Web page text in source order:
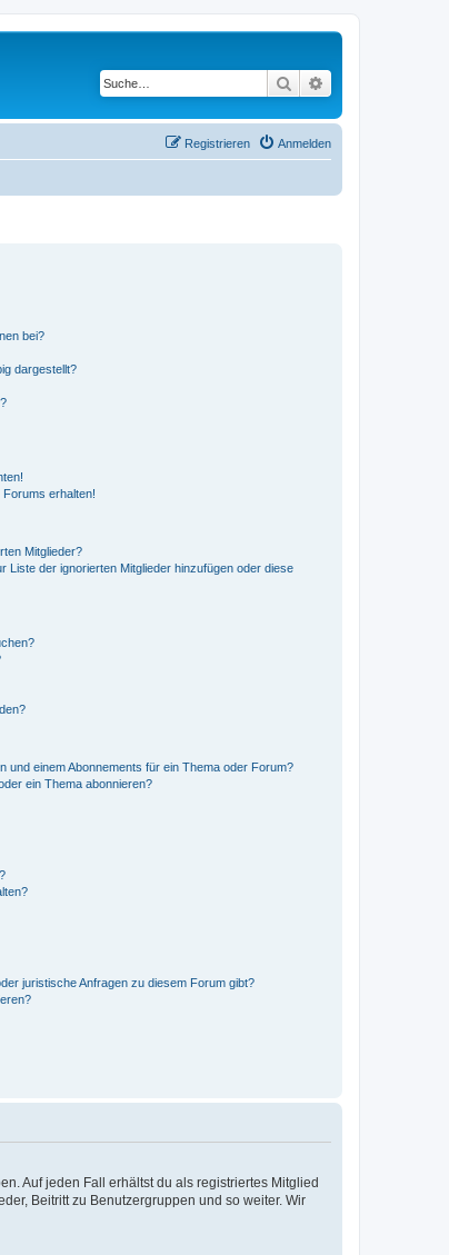
Suche
Anmelden
Registrieren
bei?
dargestellt?
Forums erhalten!
Mitglieder?
Liste der ignorierten Mitglieder hinzufügen oder diese
einem Abonnements für ein Thema oder Forum?
ein Thema abonnieren?
juristische Anfragen zu diesem Forum gibt?
Auf jeden Fall erhältst du als registriertes Mitglied
Beitritt zu Benutzergruppen und so weiter. Wir